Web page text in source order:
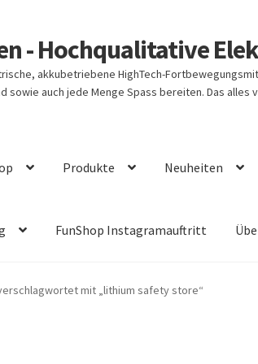
- Hochqualitative
akkubetriebene HighTech-
sowie auch jede Menge Spass bereiten. Das
Produkte Neuheiten
FunShop Instagramauftritt
mit „lithium safety store“